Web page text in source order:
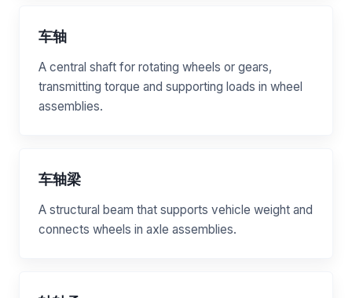
车轴
A central shaft for rotating wheels or gears,
transmitting torque and supporting loads in wheel
assemblies.
车轴梁
A structural beam that supports vehicle weight and
connects wheels in axle assemblies.